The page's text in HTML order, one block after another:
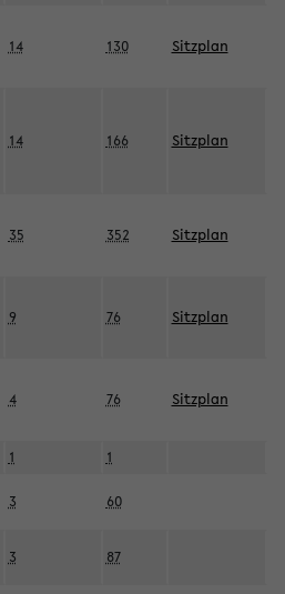
14 130 Sitzplan
14 166 Sitzplan
35 352 Sitzplan
9 76 Sitzplan
4 76 Sitzplan
1 1
3 60
3 87